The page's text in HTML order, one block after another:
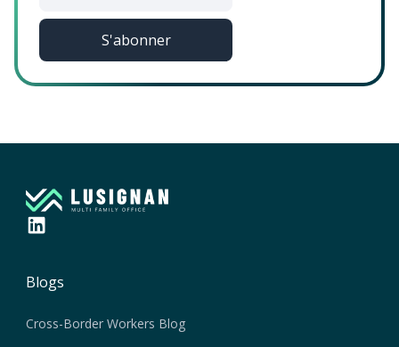
Blogs
Cross-Border Workers Blog